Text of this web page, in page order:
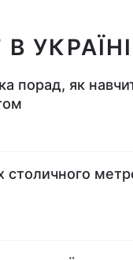
УКРАЇНІ
порад, як
столичного